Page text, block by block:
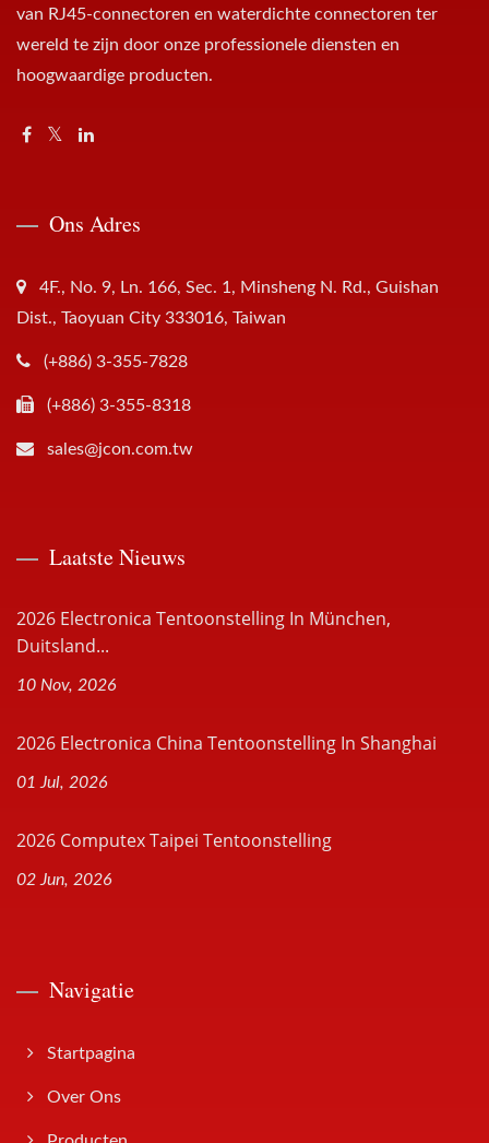
van RJ45-connectoren en waterdichte connectoren ter
wereld te zijn door onze professionele diensten en
hoogwaardige producten.
Ons Adres
4F., No. 9, Ln. 166, Sec. 1, Minsheng N. Rd., Guishan
Dist., Taoyuan City 333016, Taiwan
(+886) 3-355-7828
(+886) 3-355-8318
sales@jcon.com.tw
Laatste Nieuws
2026 Electronica Tentoonstelling In München,
Duitsland...
10 Nov, 2026
2026 Electronica China Tentoonstelling In Shanghai
01 Jul, 2026
2026 Computex Taipei Tentoonstelling
02 Jun, 2026
Navigatie
Startpagina
Over Ons